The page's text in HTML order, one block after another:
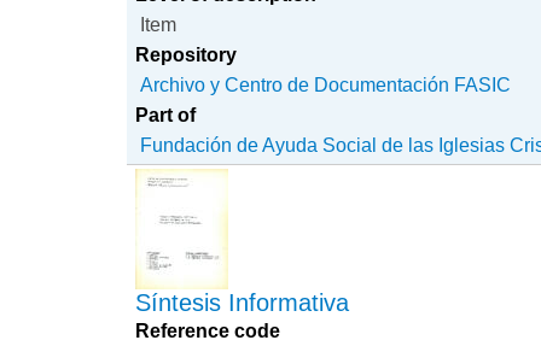
Item
Repository
Archivo y Centro de Documentación FASIC
Part of
Fundación de Ayuda Social de las Iglesias
Síntesis Informativa
Reference code